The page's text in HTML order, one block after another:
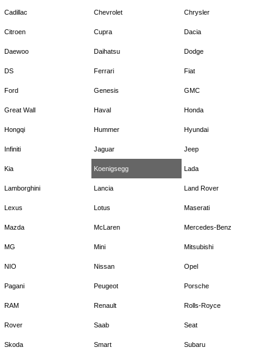
Cadillac Chevrolet Chrysler
Citroen Cupra Dacia
Daewoo Daihatsu Dodge
DS Ferrari Fiat
Ford Genesis GMC
Great Wall Haval Honda
Hongqi Hummer Hyundai
Infiniti Jaguar Jeep
Kia Koenigsegg Lada
Lamborghini Lancia Land Rover
Lexus Lotus Maserati
Mazda McLaren Mercedes-Benz
MG Mini Mitsubishi
NIO Nissan Opel
Pagani Peugeot Porsche
RAM Renault Rolls-Royce
Rover Saab Seat
Skoda Smart Subaru